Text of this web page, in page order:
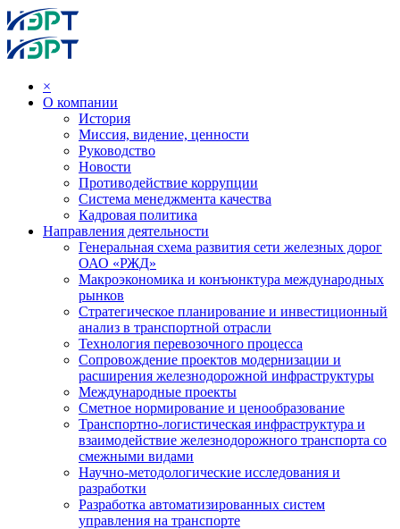
×
О компании
История
Миссия, видение, ценности
Руководство
Новости
Противодействие коррупции
Система менеджмента качества
Кадровая политика
Направления деятельности
Генеральная схема развития сети железных дорог
ОАО «РЖД»
Макроэкономика и конъюнктура международных
рынков
Стратегическое планирование и инвестиционный
анализ в транспортной отрасли
Технология перевозочного процесса
Сопровождение проектов модернизации и
расширения железнодорожной инфраструктуры
Международные проекты
Сметное нормирование и ценообразование
Транспортно-логистическая инфраструктура и
взаимодействие железнодорожного транспорта со
смежными видами
Научно-методологические исследования и
разработки
Разработка автоматизированных систем
управления на транспорте